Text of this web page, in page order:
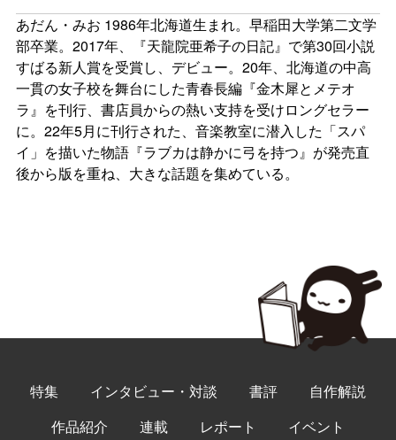
あだん・みお 1986年北海道生まれ。早稲田大学第二文学
部卒業。2017年、『天龍院亜希子の日記』で第30回小説
すばる新人賞を受賞し、デビュー。20年、北海道の中高
一貫の女子校を舞台にした青春長編『金木犀とメテオ
ラ』を刊行、書店員からの熱い支持を受けロングセラー
に。22年5月に刊行された、音楽教室に潜入した「スパ
イ」を描いた物語『ラブカは静かに弓を持つ』が発売直
後から版を重ね、大きな話題を集めている。
特集 インタビュー・対談 書評
自作解説
作品紹介
連載 レポート
イベント